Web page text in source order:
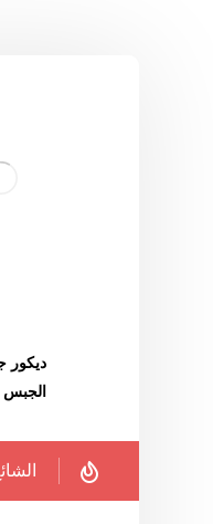
ديكور
الجبس